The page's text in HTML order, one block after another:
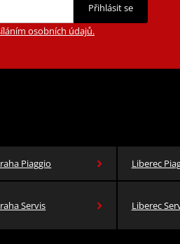
Přihlásit se
osobních údajů.
Piaggio Liberec
Servis Liberec